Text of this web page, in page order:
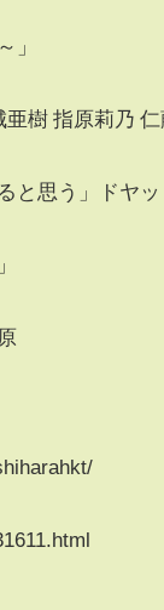
」
樹 指原莉乃 仁
と思う」ドヤッ